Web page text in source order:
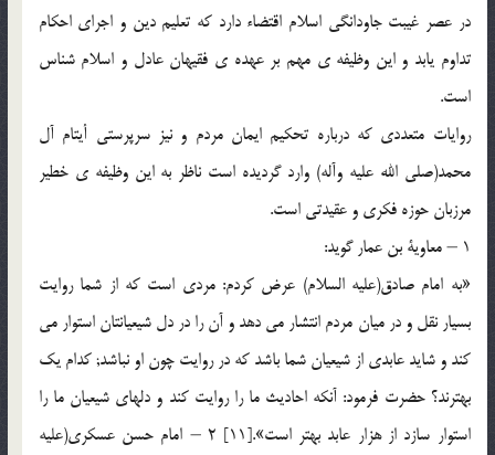
در عصر غيبت جاودانگى اسلام اقتضاء دارد كه تعليم دين و اجراى احكام
تداوم يابد و اين وظيفه ى مهم بر عهده ى فقيهان عادل و اسلام شناس
است.
روايات متعددى كه درباره تحكيم ايمان مردم و نيز سرپرستى أيتام آل
محمد(صلى الله عليه وآله) وارد گرديده است ناظر به اين وظيفه ى خطير
مرزبان حوزه فكرى و عقيدتى است.
1 – معاوية بن عمار گويد:
«به امام صادق(عليه السلام) عرض كردم: مردى است كه از شما روايت
بسيار نقل و در ميان مردم انتشار مى دهد و آن را در دل شيعيانتان استوار مى
كند و شايد عابدى از شيعيان شما باشد كه در روايت چون او نباشد; كدام يك
بهترند؟ حضرت فرمود: آنكه احاديث ما را روايت كند و دلهاى شيعيان ما را
استوار سازد از هزار عابد بهتر است».[11] 2 – امام حسن عسكرى(عليه